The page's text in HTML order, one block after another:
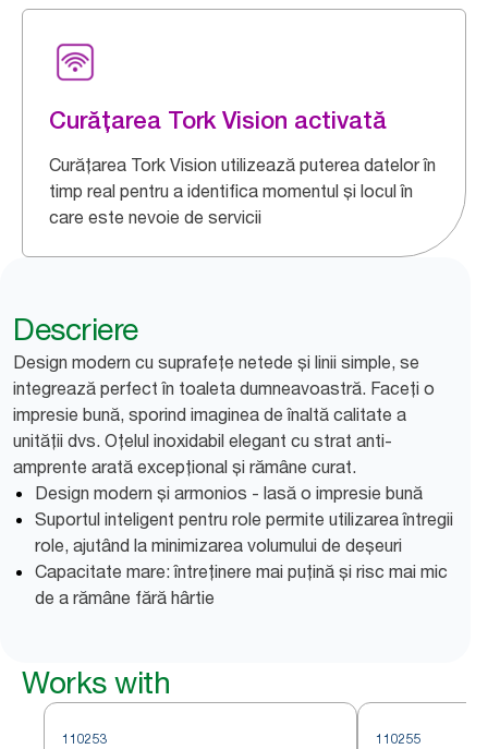
Curățarea Tork Vision activată
Curățarea Tork Vision utilizează puterea datelor în
timp real pentru a identifica momentul și locul în
care este nevoie de servicii
Descriere
Design modern cu suprafețe netede și linii simple, se
integrează perfect în toaleta dumneavoastră. Faceți o
impresie bună, sporind imaginea de înaltă calitate a
unității dvs. Oțelul inoxidabil elegant cu strat anti-
amprente arată excepțional și rămâne curat.
Design modern și armonios - lasă o impresie bună
Suportul inteligent pentru role permite utilizarea întregii
role, ajutând la minimizarea volumului de deșeuri
Capacitate mare: întreținere mai puțină și risc mai mic
de a rămâne fără hârtie
Works with
110253 110255